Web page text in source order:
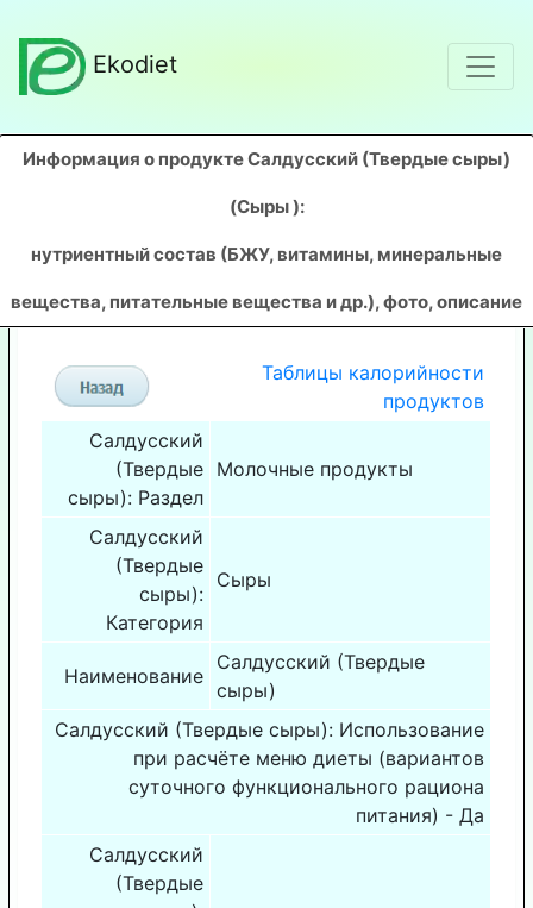
Ekodiet
Информация о продукте Салдусский (Твердые сыры)
(Сыры ):
нутриентный состав (БЖУ, витамины, минеральные
вещества, питательные вещества и др.), фото, описание
Таблицы калорийности
продуктов
Салдусский
(Твердые
сыры): Раздел
Молочные продукты
Салдусский
(Твердые
сыры):
Категория
Сыры
Наименование
Салдусский (Твердые
сыры)
Салдусский (Твердые сыры): Использование
при расчёте меню диеты (вариантов
суточного функционального рациона
питания) - Да
Салдусский
(Твердые